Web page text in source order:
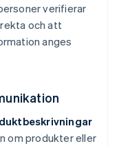
verifierar
och att
anges
om produkter eller